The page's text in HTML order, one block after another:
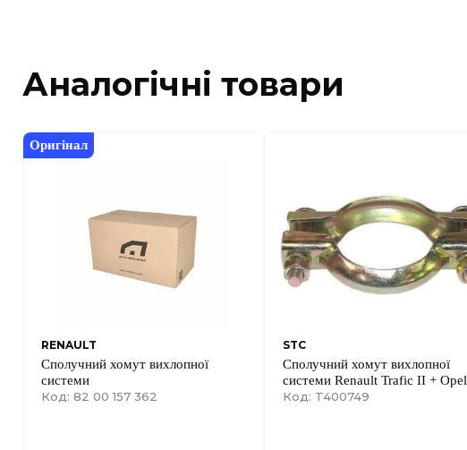
Аналогічні товари
Оригінал
RENAULT
Сполучний хомут вихлопної
системи
Код: 82 00 157 362
STC
Сполучний хомут вихлопної
системи Renault Trafic II + Opel
Vivaro A 01->14
Код: T400749